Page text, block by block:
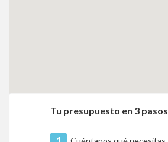
Tu presupuesto en 3 pasos